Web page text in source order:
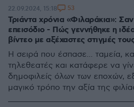
Τριάντα χρόνια «Φιλαράκια»:
επεισόδιο - Πώς γεννήθηκε η
βίντεο με αξέχαστες στιγμές
Η σειρά που έσπασε... ταμεία,
τηλεθεατές και κατάφερε να
δημοφιλείς όλων των εποχών,
μαγικό τρόπο την αξία της
22.09.2024, 15:18 53